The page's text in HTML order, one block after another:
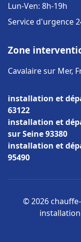
Lun-Ven: 8h-19h
Service d'urgence
Zone
Cavalaire sur Mer,
installation et
63122
installation et
sur Seine 93380
installation et
95490
© 2026